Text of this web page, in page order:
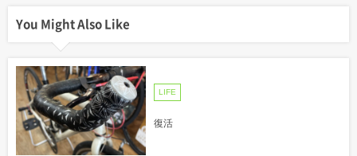
You Might Also Like
LIFE
復活